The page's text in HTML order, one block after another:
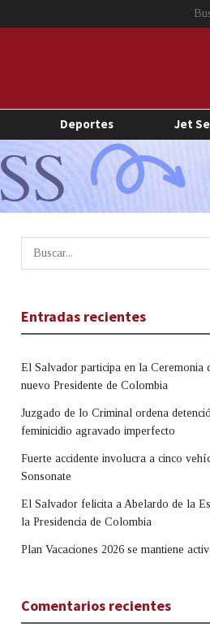
Deportes Jet
Entradas recientes
El Salvador participa en la Ceremonia
nuevo Presidente de Colombia
Juzgado de lo Criminal ordena
feminicidio agravado imperfecto
Fuerte accidente involucra a cinco
Sonsonate
El Salvador felicita a Abelardo de la
la Presidencia de Colombia
Plan Vacaciones 2026 se mantiene
Comentarios recientes